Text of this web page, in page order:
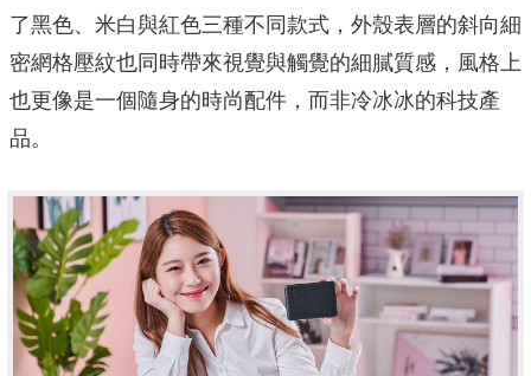
了黑色、米白與紅色三種不同款式，外殼表層的斜向細
密網格壓紋也同時帶來視覺與觸覺的細膩質感，風格上
也更像是一個隨身的時尚配件，而非冷冰冰的科技產
品。